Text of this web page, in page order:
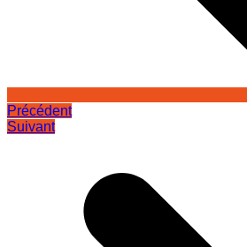
Précédent
Suivant